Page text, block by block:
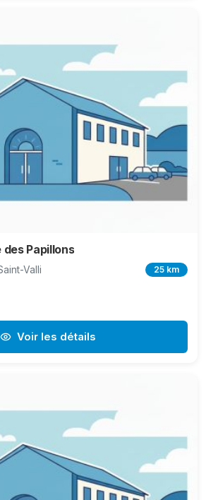
des Papillons
Valli 25 km
Voir les détails